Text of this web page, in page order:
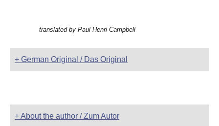
translated by Paul-Henri Campbell
+ German Original / Das Original
+ About the author / Zum Autor